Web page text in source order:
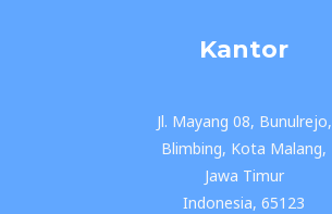
Kantor
Jl. Mayang 08, Bunulrejo,
Blimbing, Kota Malang,
Jawa Timur
Indonesia, 65123